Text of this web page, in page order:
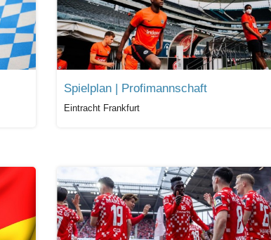
Spielplan | Profimannschaft
Eintracht Frankfurt